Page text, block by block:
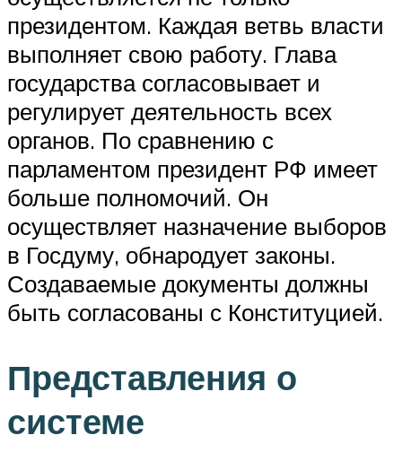
президентом. Каждая ветвь власти
выполняет свою работу. Глава
государства согласовывает и
регулирует деятельность всех
органов. По сравнению с
парламентом президент РФ имеет
больше полномочий. Он
осуществляет назначение выборов
в Госдуму, обнародует законы.
Создаваемые документы должны
быть согласованы с Конституцией.
Представления о
системе